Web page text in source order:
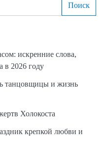
Поиск
искренние слова,
в 2026 году
танцовщицы и жизнь
Холокоста
крепкой любви и